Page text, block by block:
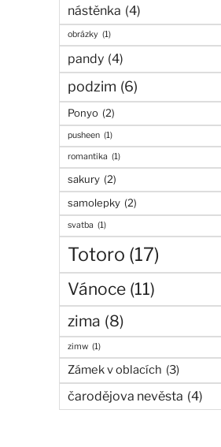
nástěnka (4)
obrázky (1)
pandy (4)
podzim (6)
Ponyo (2)
pusheen (1)
romantika (1)
sakury (2)
samolepky (2)
svatba (1)
Totoro (17)
Vánoce (11)
zima (8)
zimw (1)
Zámek v oblacích (3)
čarodějova nevěsta (4)